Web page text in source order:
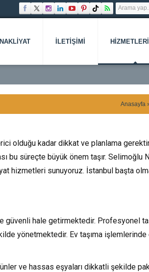
İLETIŞIMI
Anasayfa
olduğu kadar dikkat ve planlama
bu süreçte büyük önem taşır. Selimoğlu
hizmetleri sunuyoruz. İstanbul başta
güvenli hale getirmektedir. Profesyonel
yönetmektedir. Ev taşıma işlemlerinde
ve hassas eşyaları dikkatli şekilde